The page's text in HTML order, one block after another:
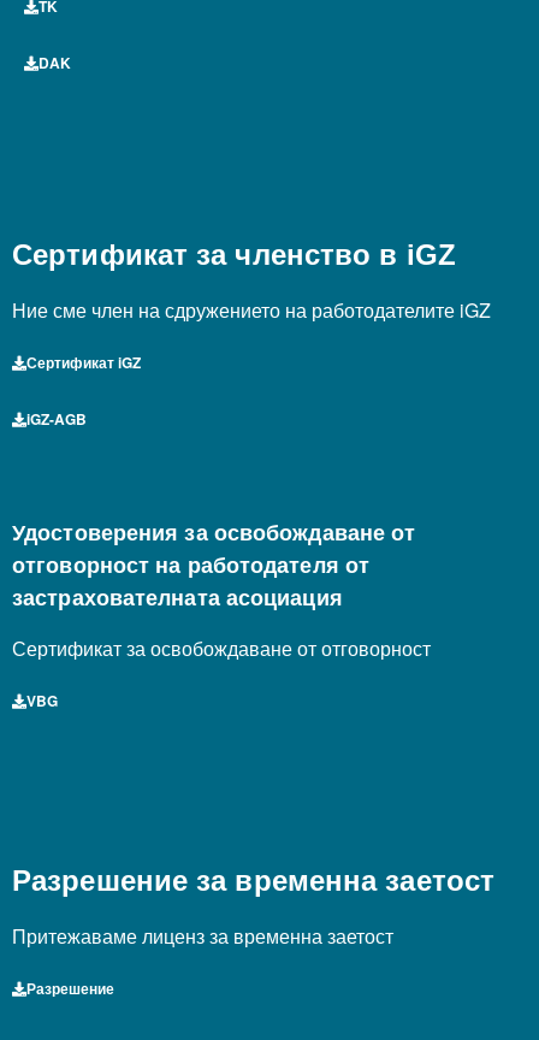
TK
DAK
Сертификат за членство в iGZ
Ние сме член на сдружението на работодателите iGZ
Сертификат iGZ
iGZ-AGB
Удостоверения за освобождаване от
отговорност на работодателя от
застрахователната асоциация
Сертификат за освобождаване от отговорност
VBG
Разрешение за временна заетост
Притежаваме лиценз за временна заетост
Разрешение